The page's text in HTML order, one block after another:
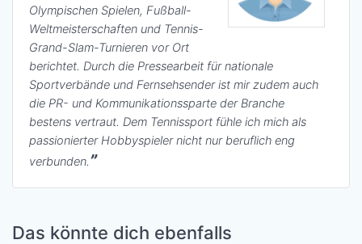
Olympischen Spielen, Fußball-
Weltmeisterschaften und Tennis-
Grand-Slam-Turnieren vor Ort
berichtet. Durch die Pressearbeit für nationale
Sportverbände und Fernsehsender ist mir zudem auch
die PR- und Kommunikationssparte der Branche
bestens vertraut. Dem Tennissport fühle ich mich als
passionierter Hobbyspieler nicht nur beruflich eng
verbunden.
Das könnte dich ebenfalls